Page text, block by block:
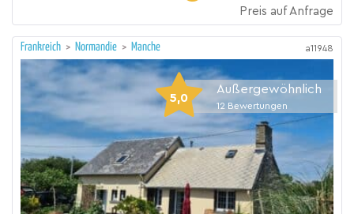
Preis auf Anfrage
Frankreich > Normandie > Manche a11948
5,0
Außergewöhnlich
12 Bewertungen